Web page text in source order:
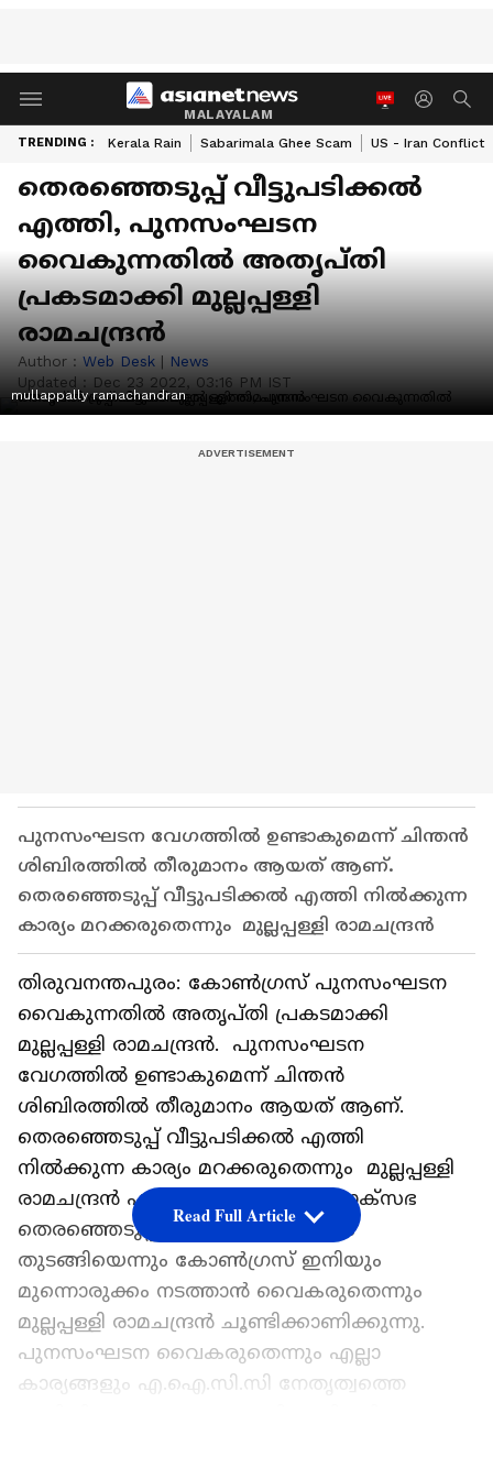
MALAYALAM
TRENDING : Kerala Rain Sabarimala Ghee Scam US - Iran Conflict
തെരഞ്ഞെടുപ്പ് വീട്ടുപടിക്കൽ
എത്തി, പുനസംഘടന
വൈകുന്നതിൽ അതൃപ്തി
പ്രകടമാക്കി മുല്ലപ്പള്ളി
രാമചന്ദ്രൻ
Author : Web Desk | News
Updated : Dec 23 2022, 03:16 PM IST
mullappally ramachandran
പുനസംഘടന വേഗത്തിൽ ഉണ്ടാകുമെന്ന് ചിന്തൻ
ശിബിരത്തിൽ തീരുമാനം ആയത് ആണ്.
തെരഞ്ഞെടുപ്പ് വീട്ടുപടിക്കൽ എത്തി നിൽക്കുന്ന
കാര്യം മറക്കരുതെന്നും മുല്ലപ്പള്ളി രാമചന്ദ്രന്‍
തിരുവനന്തപുരം: കോൺഗ്രസ് പുനസംഘടന
വൈകുന്നതിൽ അതൃപ്തി പ്രകടമാക്കി
മുല്ലപ്പള്ളി രാമചന്ദ്രൻ. പുനസംഘടന
വേഗത്തിൽ ഉണ്ടാകുമെന്ന് ചിന്തൻ
ശിബിരത്തിൽ തീരുമാനം ആയത് ആണ്.
തെരഞ്ഞെടുപ്പ് വീട്ടുപടിക്കൽ എത്തി
നിൽക്കുന്ന കാര്യം മറക്കരുതെന്നും മുല്ലപ്പള്ളി
രാമചന്ദ്രന്‍ പറഞ്ഞു. സി.പി.എം ലോക്സഭ
തെരഞ്ഞെടുപ്പിനുള്ള മുന്നൊരുക്കം
തുടങ്ങിയെന്നും കോൺഗ്രസ് ഇനിയും
മുന്നൊരുക്കം നടത്താൻ വൈകരുതെന്നും
മുല്ലപ്പള്ളി രാമചന്ദ്രൻ ചൂണ്ടിക്കാണിക്കുന്നു.
പുനസംഘടന വൈകരുതെന്നും എല്ലാ
കാര്യങ്ങളും എ.ഐ.സി.സി നേതൃത്വത്തെ
Read Full Article